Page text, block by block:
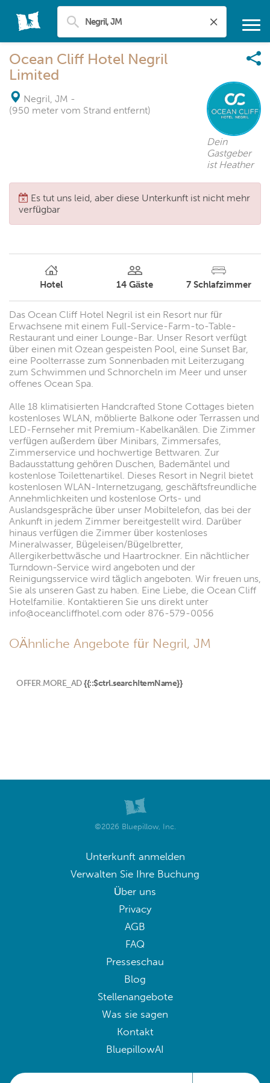
Ocean Cliff Hotel Negril
Limited
Negril, JM -
(950 meter vom Strand entfernt)
Dein
Gastgeber
ist Heather
Es tut uns leid, aber diese Unterkunft ist nicht mehr
verfügbar
Hotel 14 Gäste 7 Schlafzimmer
Das Ocean Cliff Hotel Negril ist ein Resort nur für
Erwachsene mit einem Full-Service-Farm-to-Table-
Restaurant und einer Lounge-Bar. Unser Resort verfügt
über einen mit Ozean gespeisten Pool, eine Sunset Bar,
eine Poolterrasse zum Sonnenbaden mit Leiterzugang
zum Schwimmen und Schnorcheln im Meer und unser
offenes Ocean Spa.
Alle 18 klimatisierten Handcrafted Stone Cottages bieten
kostenloses WLAN, möblierte Balkone oder Terrassen und
LED-Fernseher mit Premium-Kabelkanälen. Die Zimmer
verfügen außerdem über Minibars, Zimmersafes,
Zimmerservice und hochwertige Bettwaren. Zur
Badausstattung gehören Duschen, Bademäntel und
kostenlose Toilettenartikel. Dieses Resort in Negril bietet
kostenlosen WLAN-Internetzugang, geschäftsfreundliche
Annehmlichkeiten und kostenlose Orts- und
Auslandsgespräche über unser Mobiltelefon, das bei der
Ankunft in jedem Zimmer bereitgestellt wird. Darüber
hinaus verfügen die Zimmer über kostenloses
Mineralwasser, Bügeleisen/Bügelbretter,
Allergikerbettwäsche und Haartrockner. Ein nächtlicher
Turndown-Service wird angeboten und der
Reinigungsservice wird täglich angeboten. Wir freuen uns,
Sie als unseren Gast zu haben. Eine Liebe, die Ocean Cliff
Hotelfamilie. Kontaktieren Sie uns direkt unter
info@oceancliffhotel.com oder 876-579-0056
OÄhnliche Angebote für Negril, JM
OFFER.MORE_AD {{::$ctrl.searchItemName}}
©2026 Bluepillow, Inc.
Unterkunft anmelden
Verwalten Sie Ihre Buchung
Über uns
Privacy
AGB
FAQ
Presseschau
Blog
Stellenangebote
Was sie sagen
Kontakt
BluepillowAI